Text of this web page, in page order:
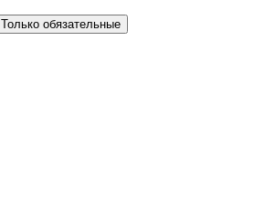
Только обязательные